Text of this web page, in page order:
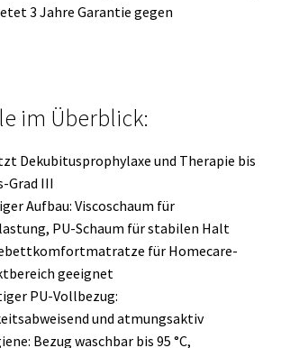
3 Jahre Garantie gegen
im Überblick:
Dekubitusprophylaxe und Therapie bis
Grad III
Aufbau: Viscoschaum für
PU-Schaum für stabilen Halt
für Homecare-
geeignet
PU-Vollbezug:
und atmungsaktiv
Bezug waschbar bis 95 °C,